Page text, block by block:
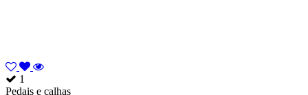
1
Pedais e calhas